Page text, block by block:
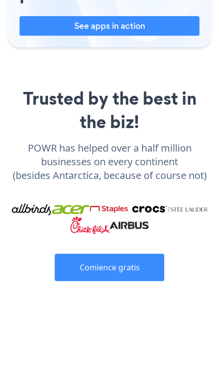
See apps in action
Trusted by the best in
the biz!
POWR has helped over a half million
businesses on every continent
(besides Antarctica, because of course not)
Comience gratis